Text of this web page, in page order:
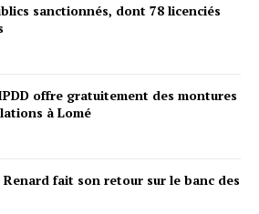
sanctionnés, dont 78 licenciés
offre gratuitement des montures
à Lomé
fait son retour sur le banc des